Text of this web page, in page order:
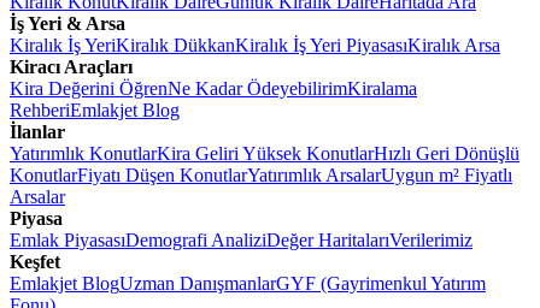
İş Yeri & Arsa
Kiralık İş YeriKiralık DükkanKiralık İş Yeri PiyasasıKiralık Arsa
Kiracı Araçları
Kira Değerini ÖğrenNe Kadar ÖdeyebilirimKiralama
RehberiEmlakjet Blog
İlanlar
Yatırımlık KonutlarKira Geliri Yüksek KonutlarHızlı Geri Dönüşlü
KonutlarFiyatı Düşen KonutlarYatırımlık ArsalarUygun m² Fiyatlı
Arsalar
Piyasa
Emlak PiyasasıDemografi AnaliziDeğer HaritalarıVerilerimiz
Keşfet
Emlakjet BlogUzman DanışmanlarGYF (Gayrimenkul Yatırım